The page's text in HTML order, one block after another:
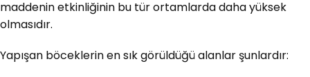
maddenin etkinliğinin bu tür ortamlarda daha yüksek
olmasıdır.
Yapışan böceklerin en sık görüldüğü alanlar şunlardır: